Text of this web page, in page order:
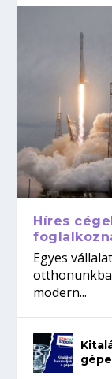
Híres
Egyes
modern...